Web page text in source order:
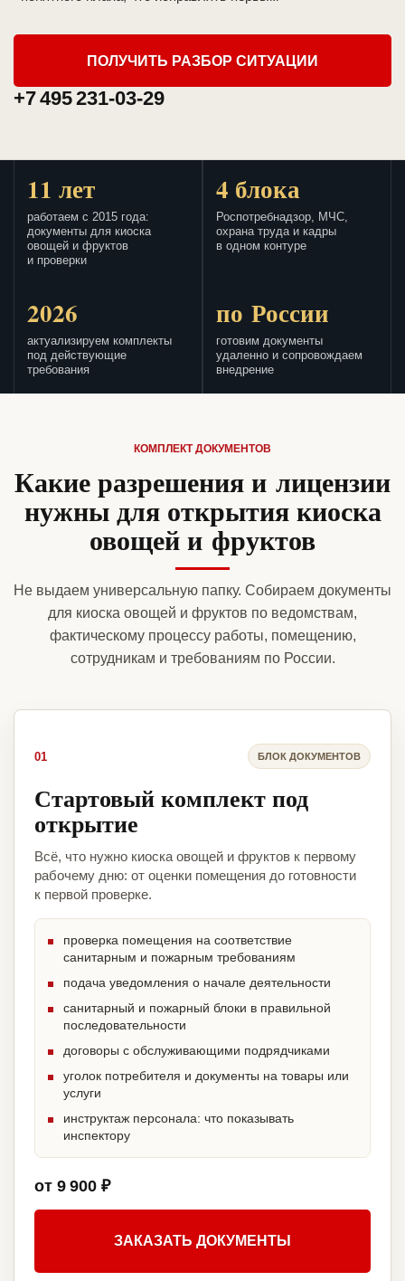
ПОЛУЧИТЬ РАЗБОР СИТУАЦИИ
+7 495 231-03-29
11 лет
работаем с 2015 года:
документы для киоска
овощей и фруктов
и проверки
4 блока
Роспотребнадзор, МЧС,
охрана труда и кадры
в одном контуре
2026
актуализируем комплекты
под действующие
требования
по России
готовим документы
удаленно и сопровождаем
внедрение
КОМПЛЕКТ ДОКУМЕНТОВ
Какие разрешения и лицензии
нужны для открытия киоска
овощей и фруктов
Не выдаем универсальную папку. Собираем документы
для киоска овощей и фруктов по ведомствам,
фактическому процессу работы, помещению,
сотрудникам и требованиям по России.
01 БЛОК ДОКУМЕНТОВ
Стартовый комплект под
открытие
Всё, что нужно киоска овощей и фруктов к первому
рабочему дню: от оценки помещения до готовности
к первой проверке.
проверка помещения на соответствие
санитарным и пожарным требованиям
подача уведомления о начале деятельности
санитарный и пожарный блоки в правильной
последовательности
договоры с обслуживающими подрядчиками
уголок потребителя и документы на товары или
услуги
инструктаж персонала: что показывать
инспектору
от 9 900 ₽
ЗАКАЗАТЬ ДОКУМЕНТЫ